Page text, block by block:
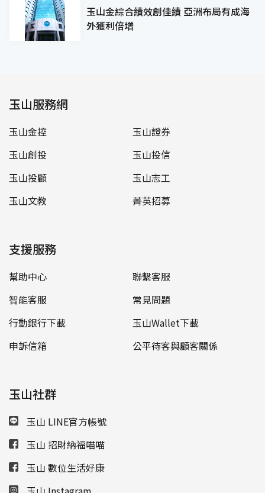
玉山金綜合績效創佳績 亞洲布局有成海
外獲利倍增
玉山服務網
玉山金控
玉山證券
玉山創投
玉山投信
玉山投顧
玉山志工
玉山文教
菁英招募
支援服務
幫助中心
聯繫客服
智能客服
常見問題
行動銀行下載
玉山Wallet下載
申訴信箱
公平待客與顧客關係
玉山社群
玉山 LINE官方帳號
玉山 招財納福喵喵
玉山 數位生活好康